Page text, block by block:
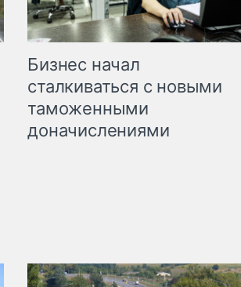
Бизнес начал
сталкиваться с новыми
таможенными
доначислениями